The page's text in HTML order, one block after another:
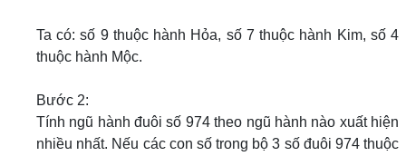
Ta có: số 9 thuộc hành Hỏa, số 7 thuộc hành Kim, số 4
thuộc hành Mộc.
Bước 2:
Tính ngũ hành đuôi số 974 theo ngũ hành nào xuất hiện
nhiều nhất. Nếu các con số trong bộ 3 số đuôi 974 thuộc